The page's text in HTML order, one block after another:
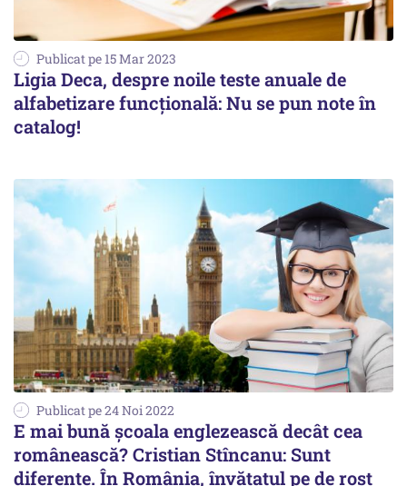
Publicat pe 15 Mar 2023
Ligia Deca, despre noile teste anuale de
alfabetizare funcțională: Nu se pun note în
catalog!
Publicat pe 24 Noi 2022
E mai bună şcoala englezească decât cea
românească? Cristian Stîncanu: Sunt
diferenţe. În România, învăţatul pe de rost